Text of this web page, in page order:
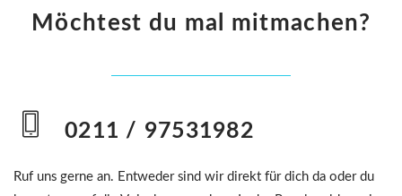
Möchtest du mal mitmachen?
0211 / 97531982
Ruf uns gerne an. Entweder sind wir direkt für dich da oder du